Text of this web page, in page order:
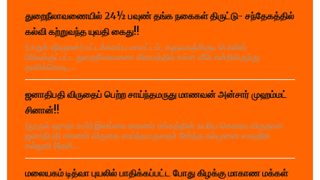
துறைநீலாவணையில் 24½ பவுண் தங்க நகைகள் திருட்டு- சந்தேகத்தில்
கல்வி கற்றுவந்த யுவதி கைது!!
(பாறுக் ஷிஹான்) மட்டக்களப்பு மாவட்டம், களுவாஞ்சிகுடி பொலிஸ்
பிரிவுக்குட்பட்ட துறைநீலாவணை கிராமத்தில் உள்ள வீடொன்றிலிருந்து
தாலிக்கொடி,...
ஜனாதிபதி விருதைப் பெற்ற சாய்ந்தமருது மாணவன் அன்சார் முஹம்மட்
சினான்!!
(நூருல் ஹுதா உமர்) இலங்கை சாரணர் சங்கத்தின் உயரிய கௌரவ விருதான
ஜனாதிபதி சாரணர் விருதை சாய்ந்தமருதைச் சேர்ந்த கல்முனை ஸாஹிரா
கல்லூரி (தேசி...
மலையகம் டித்வா புயலில் பாதிக்கப்பட்ட போது கிழக்கு மாகாண மக்கள்